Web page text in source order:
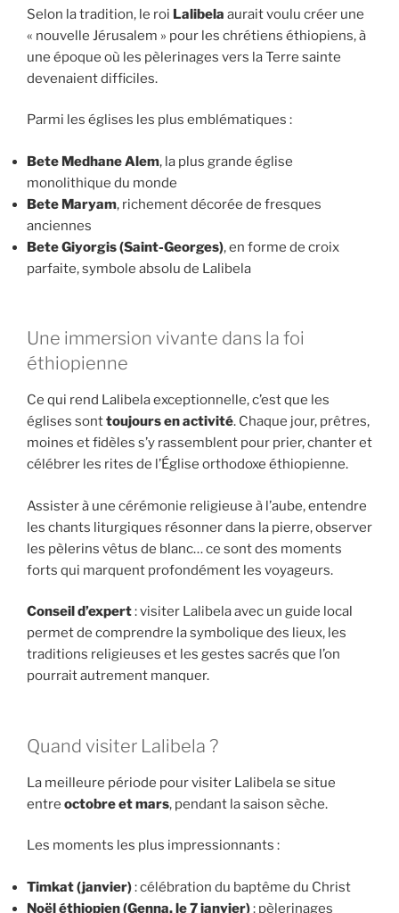
Selon la tradition, le roi Lalibela aurait voulu créer une
« nouvelle Jérusalem » pour les chrétiens éthiopiens, à
une époque où les pèlerinages vers la Terre sainte
devenaient difficiles.
Parmi les églises les plus emblématiques :
Bete Medhane Alem, la plus grande église
monolithique du monde
Bete Maryam, richement décorée de fresques
anciennes
Bete Giyorgis (Saint-Georges), en forme de croix
parfaite, symbole absolu de Lalibela
Une immersion vivante dans la foi
éthiopienne
Ce qui rend Lalibela exceptionnelle, c’est que les
églises sonttoujours en activité. Chaque jour, prêtres,
moines et fidèles s’y rassemblent pour prier, chanter et
célébrer les rites de l’Église orthodoxe éthiopienne.
Assister à une cérémonie religieuse à l’aube, entendre
les chants liturgiques résonner dans la pierre, observer
les pèlerins vêtus de blanc… ce sont des moments
forts qui marquent profondément les voyageurs.
Conseil d’expert: visiter Lalibela avec un guide local
permet de comprendre la symbolique des lieux, les
traditions religieuses et les gestes sacrés que l’on
pourrait autrement manquer.
Quand visiter Lalibela ?
La meilleure période pour visiter Lalibela se situe
entre octobre et mars, pendant la saison sèche.
Les moments les plus impressionnants :
Timkat (janvier): célébration du baptême du Christ
Noël éthiopien (Genna, le 7 janvier): pèlerinages